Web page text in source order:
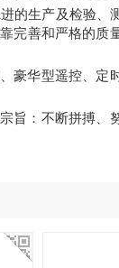
生产及检验、
完善和严格的质
豪华型遥控、定
旨：不断拼搏、